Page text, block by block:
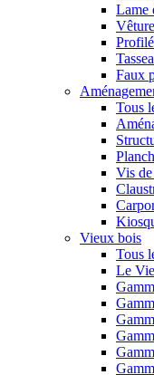
Lame
Faux
Tous
Vis
Vieux bois
Tous
Le